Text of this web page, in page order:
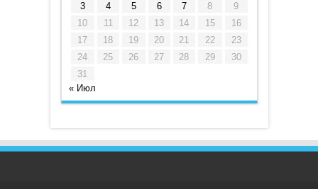
3
4 5 6 7 8
9
10
11 12 13 14 15
16
17
18 19 20 21 22
23
24
25 26 27 28 29
30
31
« Июл